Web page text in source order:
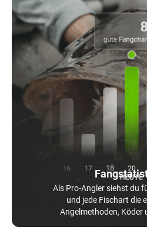
Als Pro-Angler siehst du
und jede Fischart die
Angelmethoden, Köder